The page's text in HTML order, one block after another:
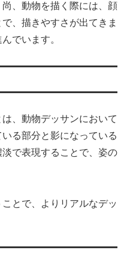
、動物を描く際には、顔
、描きやすさが出てきま
でいます。
、動物デッサンにおいて
る部分と影になっている
で表現することで、姿の
とで、よりリアルなデッ